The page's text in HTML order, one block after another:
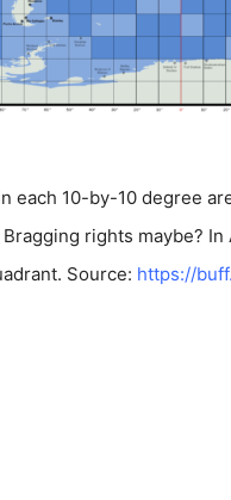
each 10-by-10 degree
rights maybe?
Source: https://